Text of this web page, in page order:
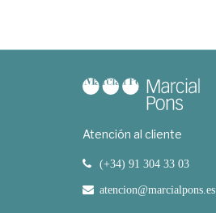
Atención al cliente
(+34) 91 304 33 03
atencion@marcialpons.es